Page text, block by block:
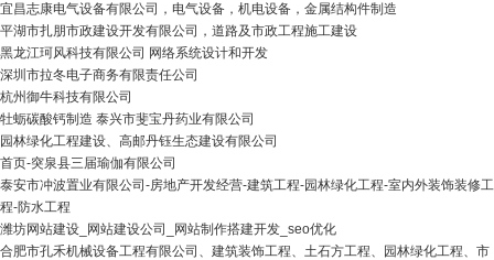
宜昌志康电气设备有限公司，电气设备，机电设备，金属结构件制造
平湖市扎朋市政建设开发有限公司，道路及市政工程施工建设
黑龙江珂风科技有限公司 网络系统设计和开发
深圳市拉冬电子商务有限责任公司
杭州御牛科技有限公司
牡蛎碳酸钙制造 泰兴市斐宝丹药业有限公司
园林绿化工程建设、高邮丹钰生态建设有限公司
首页-突泉县三届瑜伽有限公司
泰安市冲波置业有限公司-房地产开发经营-建筑工程-园林绿化工程-室内外装饰装修工
程-防水工程
潍坊网站建设_网站建设公司_网站制作搭建开发_seo优化
合肥市孔禾机械设备工程有限公司、建筑装饰工程、土石方工程、园林绿化工程、市